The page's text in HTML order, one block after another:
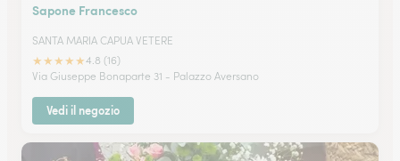
Sapone Francesco
SANTA MARIA CAPUA VETERE
★★★★★4.8 (16)
Via Giuseppe Bonaparte 31 - Palazzo Aversano
Vedi il negozio